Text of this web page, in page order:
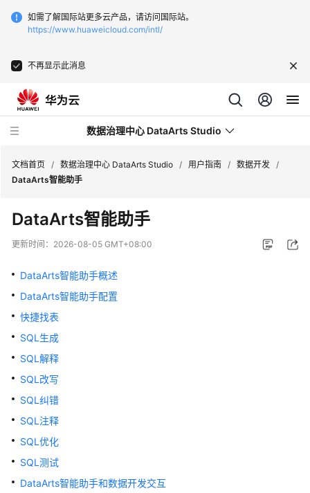
如需了解国际站更多云产品，请访问国际站。
https://www.huaweicloud.com/intl/
不再显示此消息
数据治理中心 DataArts Studio
新
动
务
公
告
产
品
介
数
据
理
文档首页 / 数据治理中心 DataArts Studio / 用户指南 / 数据开发 /
DataArts智能助手
DataArts智能助手
更新时间： 2026-08-05 GMT+08:00
DataArts智能助手概述
DataArts智能助手配置
快捷找表
SQL生成
SQL解释
SQL改写
SQL纠错
SQL注释
SQL优化
SQL测试
DataArts智能助手和数据开发交互